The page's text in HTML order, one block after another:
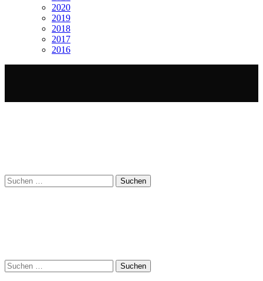
2020
2019
2018
2017
2016
Suchen
nach:
Suchen
nach: